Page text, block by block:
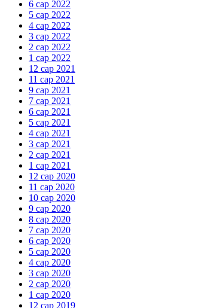
6 сар 2022
5 сар 2022
4 сар 2022
3 сар 2022
2 сар 2022
1 сар 2022
12 сар 2021
11 сар 2021
9 сар 2021
7 сар 2021
6 сар 2021
5 сар 2021
4 сар 2021
3 сар 2021
2 сар 2021
1 сар 2021
12 сар 2020
11 сар 2020
10 сар 2020
9 сар 2020
8 сар 2020
7 сар 2020
6 сар 2020
5 сар 2020
4 сар 2020
3 сар 2020
2 сар 2020
1 сар 2020
12 сар 2019